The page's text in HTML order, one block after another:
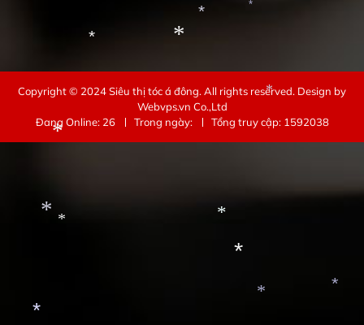
*
* *
Copyright © 2024Siêu thị tóc á đông. All rights reserved. Design by
Webvps.vn Co.,Ltd
Đang Online: 26
Trong ngày: Tổng truy cập: 1592038